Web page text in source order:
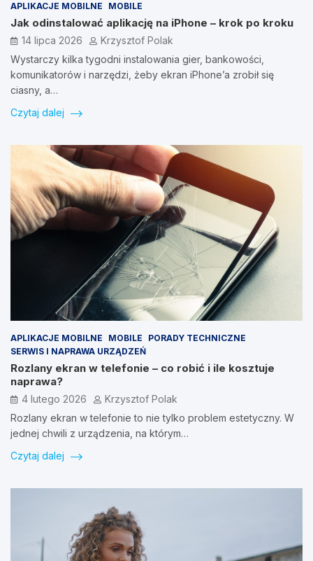
APLIKACJE MOBILNE MOBILE
Jak odinstalować aplikację na iPhone – krok po kroku
14 lipca 2026
Krzysztof Polak
Wystarczy kilka tygodni instalowania gier, bankowości,
komunikatorów i narzędzi, żeby ekran iPhone’a zrobił się
ciasny, a…
Czytaj dalej
APLIKACJE MOBILNE MOBILE
PORADY TECHNICZNE
SERWIS I NAPRAWA URZĄDZEŃ
Rozlany ekran w telefonie – co robić i ile kosztuje
naprawa?
4 lutego 2026
Krzysztof Polak
Rozlany ekran w telefonie to nie tylko problem estetyczny. W
jednej chwili z urządzenia, na którym…
Czytaj dalej